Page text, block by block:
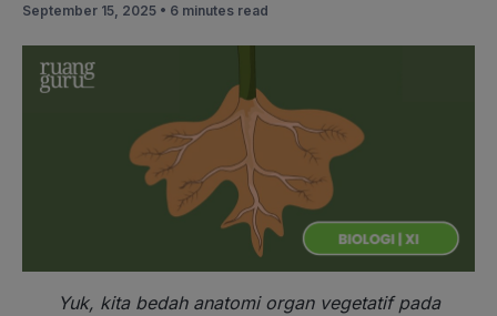
September 15, 2025 • 6 minutes read
Yuk, kita bedah anatomi organ vegetatif pada